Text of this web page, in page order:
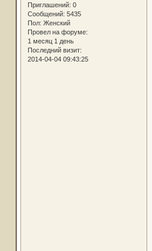
Приглашений: 0
Сообщений: 5435
Пол: Женский
Провел на форуме:
1 месяц 1 день
Последний визит:
2014-04-04 09:43:25